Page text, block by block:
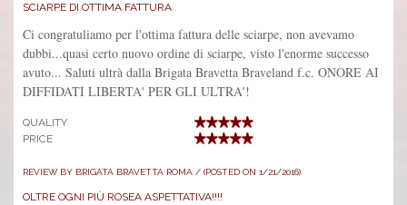
SCIARPE DI OTTIMA FATTURA
Ci congratuliamo per l'ottima fattura delle sciarpe, non avevamo
dubbi...quasi certo nuovo ordine di sciarpe, visto l'enorme successo
avuto... Saluti ultrà dalla Brigata Bravetta Braveland f.c. ONORE AI
DIFFIDATI LIBERTA' PER GLI ULTRA'!
QUALITY
PRICE
REVIEW BY BRIGATA BRAVETTA ROMA / (POSTED ON 1/21/2016)
OLTRE OGNI PIÙ ROSEA ASPETTATIVA!!!!